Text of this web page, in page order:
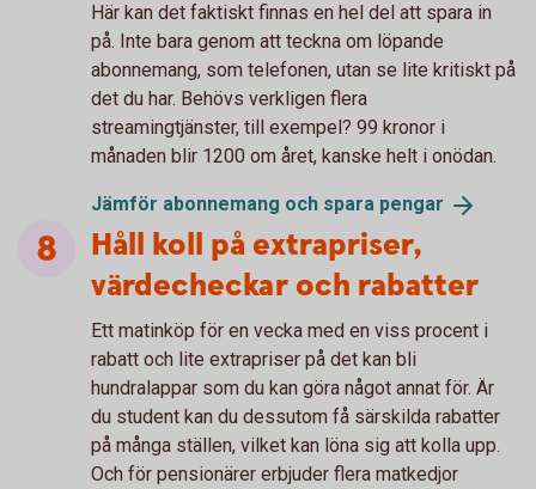
Här kan det faktiskt finnas en hel del att spara in
på. Inte bara genom att teckna om löpande
abonnemang, som telefonen, utan se lite kritiskt på
det du har. Behövs verkligen flera
streamingtjänster, till exempel? 99 kronor i
månaden blir 1200 om året, kanske helt i onödan.
Jämför abonne­mang och spara pengar
Håll koll på extrapriser,
värdecheckar och rabatter
Ett matinköp för en vecka med en viss procent i
rabatt och lite extrapriser på det kan bli
hundralappar som du kan göra något annat för. Är
du student kan du dessutom få särskilda rabatter
på många ställen, vilket kan löna sig att kolla upp.
Och för pensionärer erbjuder flera matkedjor